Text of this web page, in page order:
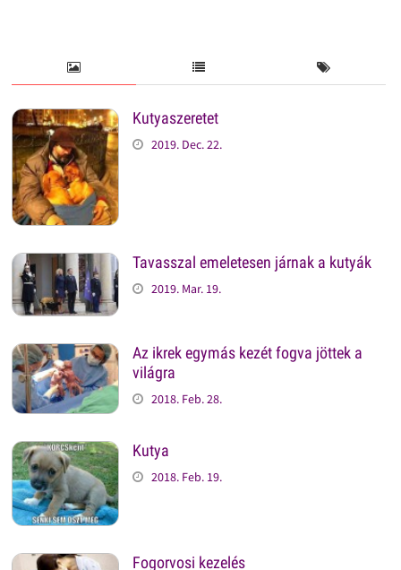
Kutyaszeretet
2019. Dec. 22.
Tavasszal emeletesen járnak a kutyák
2019. Mar. 19.
Az ikrek egymás kezét fogva jöttek a
világra
2018. Feb. 28.
Kutya
2018. Feb. 19.
Fogorvosi kezelés